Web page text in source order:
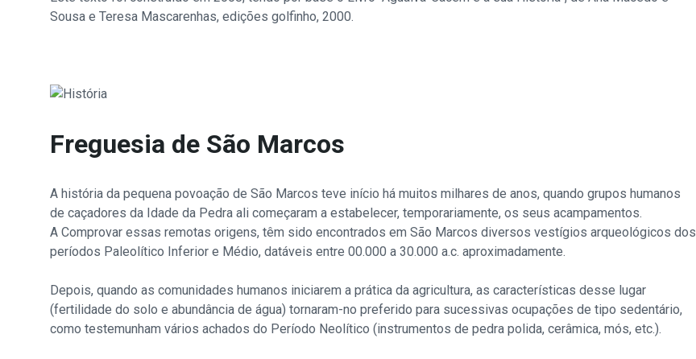
Sousa e Teresa Mascarenhas, edições golfinho, 2000.
Freguesia de São Marcos
A história da pequena povoação de São Marcos teve início há muitos milhares de anos, quando grupos humanos
de caçadores da Idade da Pedra ali começaram a estabelecer, temporariamente, os seus acampamentos.
A Comprovar essas remotas origens, têm sido encontrados em São Marcos diversos vestígios arqueológicos dos
períodos Paleolítico Inferior e Médio, datáveis entre 00.000 a 30.000 a.c. aproximadamente.
Depois, quando as comunidades humanos iniciarem a prática da agricultura, as características desse lugar
(fertilidade do solo e abundância de água) tornaram-no preferido para sucessivas ocupações de tipo sedentário,
como testemunham vários achados do Período Neolítico (instrumentos de pedra polida, cerâmica, mós, etc.).